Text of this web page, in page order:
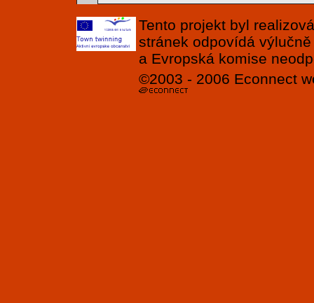
Tento projekt byl
stránek odpovídá
a Evropská komise
©2003 - 2006 Econnect